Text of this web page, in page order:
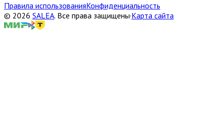
Правила использованияКонфиденциальность
© 2026 SALEA. Все права защищены·Карта сайта